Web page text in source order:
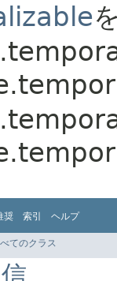
奨 索引 ヘルプ
てのクラス